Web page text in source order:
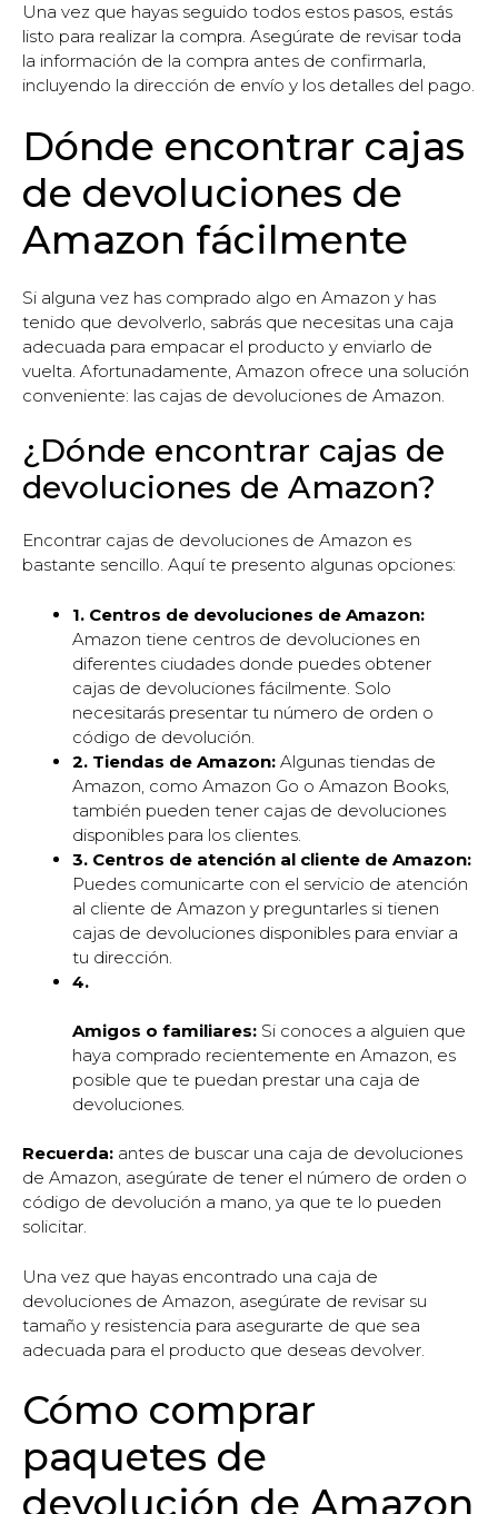
Una vez que hayas seguido todos estos pasos, estás
listo para realizar la compra. Asegúrate de revisar toda
la información de la compra antes de confirmarla,
incluyendo la dirección de envío y los detalles del pago.
Dónde encontrar cajas
de devoluciones de
Amazon fácilmente
Si alguna vez has comprado algo en Amazon y has
tenido que devolverlo, sabrás que necesitas una caja
adecuada para empacar el producto y enviarlo de
vuelta. Afortunadamente, Amazon ofrece una solución
conveniente: las cajas de devoluciones de Amazon.
¿Dónde encontrar cajas de
devoluciones de Amazon?
Encontrar cajas de devoluciones de Amazon es
bastante sencillo. Aquí te presento algunas opciones:
1. Centros de devoluciones de Amazon:
Amazon tiene centros de devoluciones en
diferentes ciudades donde puedes obtener
cajas de devoluciones fácilmente. Solo
necesitarás presentar tu número de orden o
código de devolución.
2. Tiendas de Amazon: Algunas tiendas de
Amazon, como Amazon Go o Amazon Books,
también pueden tener cajas de devoluciones
disponibles para los clientes.
3. Centros de atención al cliente de Amazon:
Puedes comunicarte con el servicio de atención
al cliente de Amazon y preguntarles si tienen
cajas de devoluciones disponibles para enviar a
tu dirección.
4.
Amigos o familiares: Si conoces a alguien que
haya comprado recientemente en Amazon, es
posible que te puedan prestar una caja de
devoluciones.
Recuerda: antes de buscar una caja de devoluciones
de Amazon, asegúrate de tener el número de orden o
código de devolución a mano, ya que te lo pueden
solicitar.
Una vez que hayas encontrado una caja de
devoluciones de Amazon, asegúrate de revisar su
tamaño y resistencia para asegurarte de que sea
adecuada para el producto que deseas devolver.
Cómo comprar
paquetes de
devolución de Amazon